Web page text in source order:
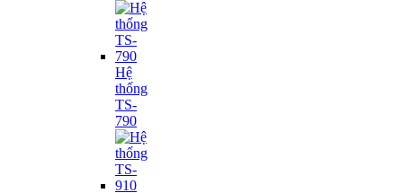
Hệ
thống
TS-
790